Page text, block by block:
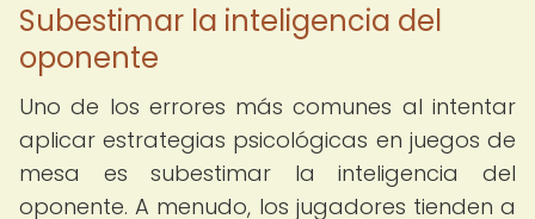
Subestimar la inteligencia del
oponente
Uno de los errores más comunes al intentar
aplicar estrategias psicológicas en juegos de
mesa es subestimar la inteligencia del
oponente. A menudo, los jugadores tienden a